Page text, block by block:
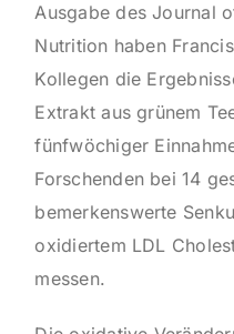
Ausgabe des Journal
Nutrition haben
Kollegen die
Extrakt aus grünem
fünfwöchiger
Forschenden bei 14
bemerkenswerte
oxidiertem LDL
messen.